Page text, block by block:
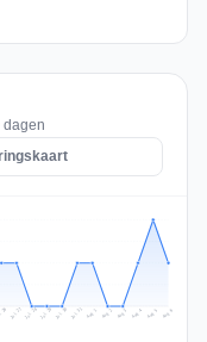
dagen
Jul 27 Jul 28 Jul 29 Jul 30 Jul 31 Aug 1 Aug 2 Aug 3 Aug 4 Aug 5 Aug 6